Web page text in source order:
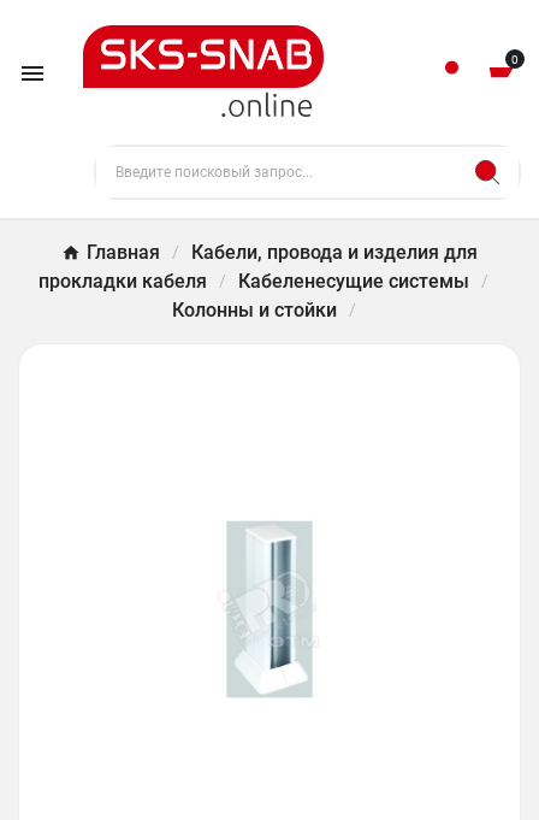
 0
Главная
Кабели, провода и изделия для
прокладки кабеля
Кабеленесущие системы
Колонны и стойки